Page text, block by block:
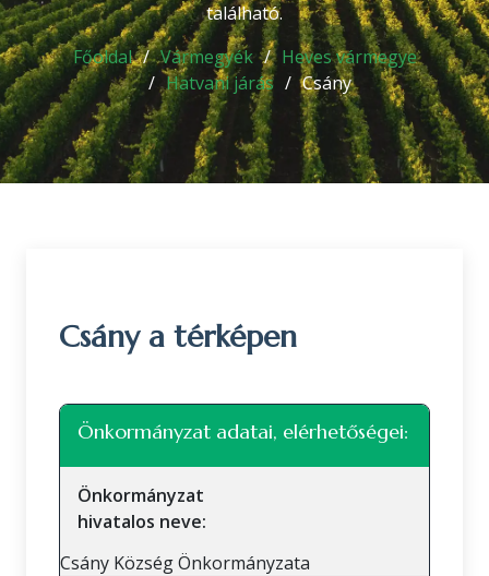
található.
Főoldal
Vármegyék
Heves vármegye
Hatvani járás
Csány
Csány a térképen
+
Önkormányzat adatai, elérhetőségei:
Önkormányzat
hivatalos neve:
Csány Község Önkormányzata